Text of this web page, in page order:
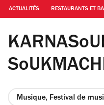
ACTUALITÉS RESTAURANTS ET
© Luc de Lagontrie /
Musique, Festival de